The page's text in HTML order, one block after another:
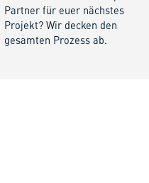
Partner für euer nächstes
Projekt? Wir decken den
gesamten Prozess ab.